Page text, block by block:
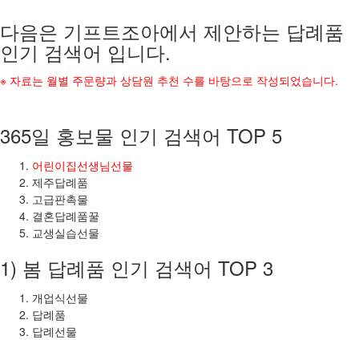
다음은 기프트조아에서 제안하는 답례품
인기 검색어 입니다.
※ 자료는 월별 주문량과 상담원 추천 수를 바탕으로 작성되었습니다.
365일 홍보물 인기 검색어 TOP 5
어린이집선생님선물
제주답례품
고급판촉물
결혼답례품꿀
교생실습선물
1) 봄 답례품 인기 검색어 TOP 3
개업식선물
답례품
답례선물